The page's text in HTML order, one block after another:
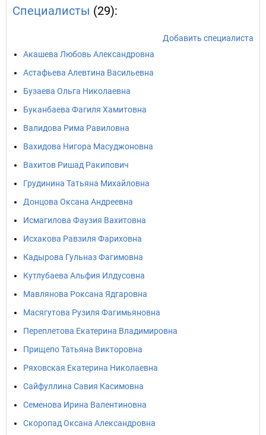
Специалисты (29):
Добавить специалиста
Акашева Любовь Александровна
Астафьева Алевтина Васильевна
Бузаева Ольга Николаевна
Буканбаева Фагиля Хамитовна
Валидова Рима Равиловна
Вахидова Нигора Масуджоновна
Вахитов Ришад Ракипович
Грудинина Татьяна Михайловна
Донцова Оксана Андреевна
Исмагилова Фаузия Вахитовна
Исхакова Равзиля Фариховна
Кадырова Гульназ Фагимовна
Кутлубаева Альфия Илдусовна
Мавлянова Роксана Ядгаровна
Масягутова Рузиля Фагимьяновна
Переплетова Екатерина Владимировна
Прищепо Татьяна Викторовна
Ряховская Екатерина Николаевна
Сайфуллина Савия Касимовна
Семенова Ирина Валентиновна
Скоропад Оксана Александровна